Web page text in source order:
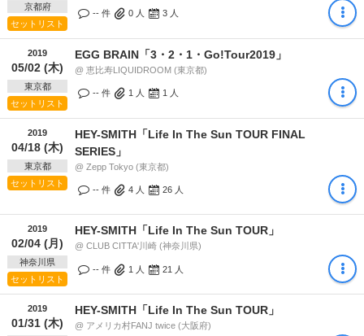
京都府
セットリスト
-- 件 0 人 3 人
2019
05/02 (木)
東京都
セットリスト
EGG BRAIN「3・2・1・Go!Tour2019」
@ 恵比寿LIQUIDROOM (東京都)
-- 件 1 人 1 人
2019
04/18 (木)
東京都
セットリスト
HEY-SMITH「Life In The Sun TOUR FINAL
SERIES」
@ Zepp Tokyo (東京都)
-- 件 4 人 26 人
2019
02/04 (月)
神奈川県
セットリスト
HEY-SMITH「Life In The Sun TOUR」
@ CLUB CITTA'川崎 (神奈川県)
-- 件 1 人 21 人
2019
01/31 (木)
HEY-SMITH「Life In The Sun TOUR」
@ アメリカ村FANJ twice (大阪府)